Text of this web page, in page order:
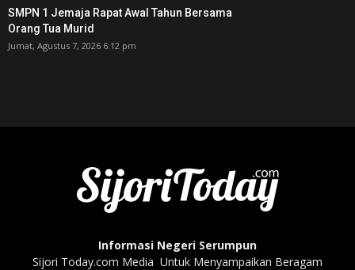
SMPN 1 Jemaja Rapat Awal Tahun Bersama
Orang Tua Murid ‎
Jumat, Agustus 7, 2026 6:12 pm
Informasi Negeri Serumpun
Sijori Today.com Media Untuk Menyampaikan Beragam